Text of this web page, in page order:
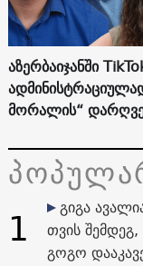
აზერბაიჯანში
მორალის“
1
გიგა
თვის
გოგო